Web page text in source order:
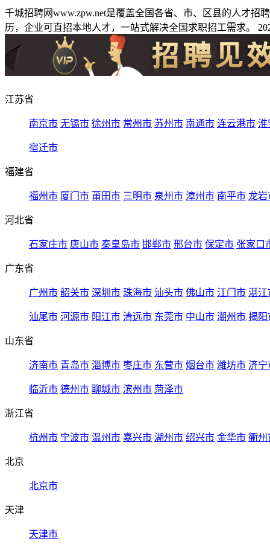
千城招聘网www.zpw.net是覆盖全国各省、市、区县的人才
历，企业可直招本地人才，一站式解决全国求职招工需求。
江苏省
南京市 无锡市 徐州市 常州市 苏州市 南通市 连云港市 淮
宿迁市
福建省
福州市 厦门市 莆田市 三明市 泉州市 漳州市 南平市 龙岩
河北省
石家庄市 唐山市 秦皇岛市 邯郸市 邢台市 保定市 张家口
广东省
广州市 韶关市 深圳市 珠海市 汕头市 佛山市 江门市 湛江
汕尾市 河源市 阳江市 清远市 东莞市 中山市 潮州市 揭阳
山东省
济南市 青岛市 淄博市 枣庄市 东营市 烟台市 潍坊市 济宁
临沂市 德州市 聊城市 滨州市 菏泽市
浙江省
杭州市 宁波市 温州市 嘉兴市 湖州市 绍兴市 金华市 衢州
北京
北京市
天津
天津市